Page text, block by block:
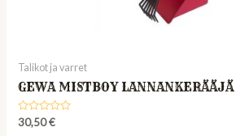
Talikot ja varret
GEWA MISTBOY
Rated
0
30,50€